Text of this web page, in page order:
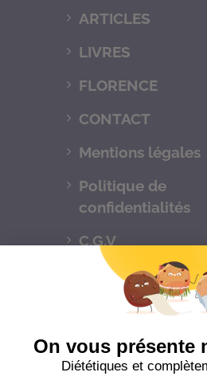
ARTICLES
LIVRES
FLORENCE
CONTACT
Mentions légales
Politique de
confidentialités
C.G.V
Suivez-nous
CONTACTEZ-NOUS